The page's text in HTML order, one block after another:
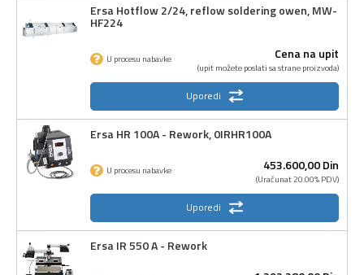
Ersa Hotflow 2/24, reflow soldering owen, MW-
HF224
Cena na upit
(upit možete poslati sa strane proizvoda)
U procesu nabavke
Uporedi
Ersa HR 100A - Rework, 0IRHR100A
453.600,00Din
(Uračunat 20.00% PDV)
U procesu nabavke
Uporedi
Ersa IR 550 A - Rework